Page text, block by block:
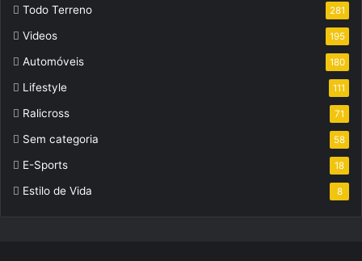
Todo Terreno 281
Videos 195
Automóveis 180
Lifestyle 111
Ralicross 71
Sem categoria 58
E-Sports 18
Estilo de Vida 8